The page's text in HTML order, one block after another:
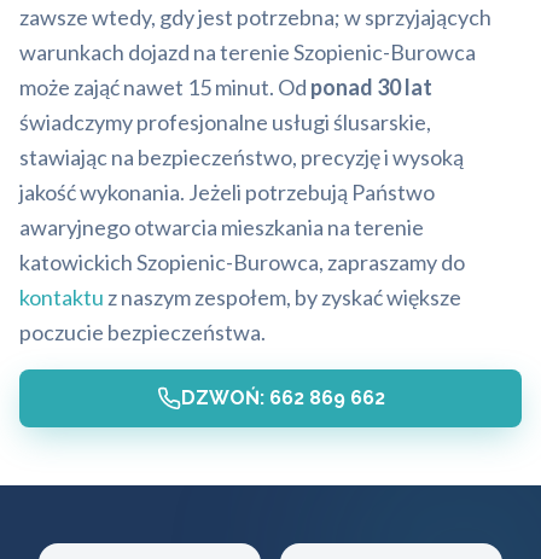
zawsze wtedy, gdy jest potrzebna; w sprzyjających
warunkach dojazd na terenie Szopienic-Burowca
może zająć nawet 15 minut. Od ponad 30 lat
świadczymy profesjonalne usługi ślusarskie,
stawiając na bezpieczeństwo, precyzję i wysoką
jakość wykonania. Jeżeli potrzebują Państwo
awaryjnego otwarcia mieszkania na terenie
katowickich Szopienic-Burowca, zapraszamy do
kontaktu z naszym zespołem, by zyskać większe
poczucie bezpieczeństwa.
DZWOŃ: 662 869 662